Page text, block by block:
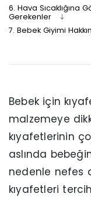
6. Hava Sıcaklığına
Gerekenler
7. Bebek Giyimi
Bebek için
malzemeye
kıyafetlerinin
aslında
nedenle nefes
kıyafetleri